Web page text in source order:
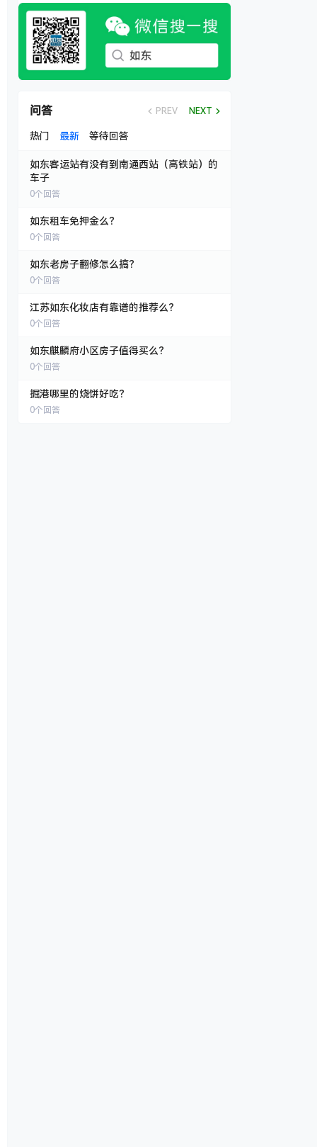
问答 PREV NEXT
热门 最新 等待回答
如东客运站有没有到南通西站（高铁站）的
车子
0个回答
如东租车免押金么？
0个回答
如东老房子翻修怎么搞？
0个回答
江苏如东化妆店有靠谱的推荐么？
0个回答
如东麒麟府小区房子值得买么？
0个回答
掘港哪里的烧饼好吃？
0个回答